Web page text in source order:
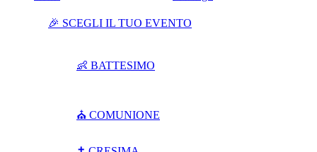
🎉 SCEGLI IL TUO EVENTO
👶 BATTESIMO
⛪ COMUNIONE